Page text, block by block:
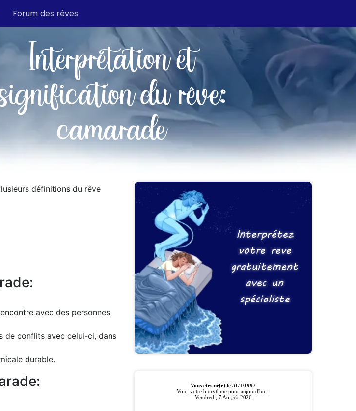
Forum des rêves
Interprétation et
du rêve:
camarade
définitions du rêve
avec des personnes
de conflits avec celui-ci, dans
durable.
Interprétez
votre reve
gratuitement
avec un
spécialiste